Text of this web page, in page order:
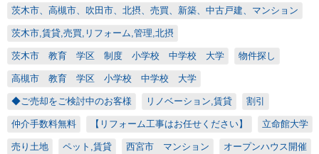
茨木市、高槻市、吹田市、北摂、売買、新築、中古戸建、マンション
茨木市,賃貸,売買,リフォーム,管理,北摂
茨木市 教育 学区 制度 小学校 中学校 大学 物件探し
高槻市 教育 学区 小学校 中学校 大学
◆ご売却をご検討中のお客様 リノベーション,賃貸 割引
仲介手数料無料 【リフォーム工事はお任せください】 立命館大学
売り土地 ペット,賃貸 西宮市 マンション オープンハウス開催